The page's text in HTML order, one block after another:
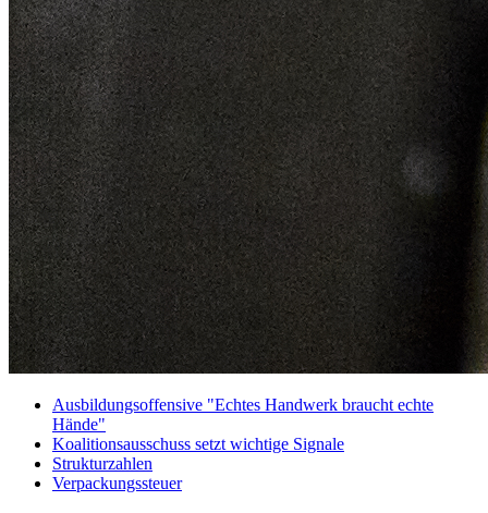
Ausbildungsoffensive "Echtes Handwerk braucht echte
Hände"
Koalitionsausschuss setzt wichtige Signale
Strukturzahlen
Verpackungssteuer